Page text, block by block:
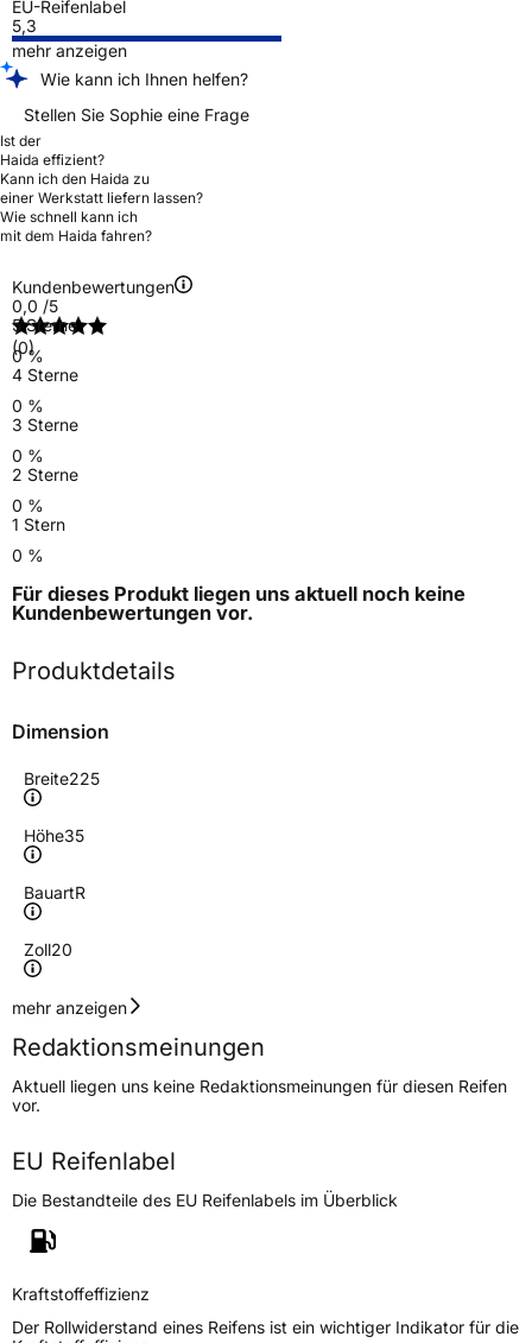
EU-Reifenlabel
5,3
mehr anzeigen
Wie kann ich Ihnen helfen?
Stellen Sie Sophie eine Frage
Ist der
Haida effizient?
Kann ich den Haida zu
einer Werkstatt liefern lassen?
Wie schnell kann ich
mit dem Haida fahren?
Kundenbewertungen
0,0 /5
(0)
5 Sterne
0 %
4 Sterne
0 %
3 Sterne
0 %
2 Sterne
0 %
1 Stern
0 %
Für dieses Produkt liegen uns aktuell noch keine
Kundenbewertungen vor.
Produktdetails
Dimension
Breite225
Höhe35
BauartR
Zoll20
Geschwindigkeitsindex
Höchstgeschwindigkeit
270 km/h
Lastindex93
Höchstlast650 kg
Generelle Merkmale
Fahrzeugtyp
VerwendungSommerreifen
ModellnameHD 921
mehr anzeigen
Redaktionsmeinungen
Aktuell liegen uns keine Redaktionsmeinungen für diesen Reifen
vor.
EU Reifenlabel
Die Bestandteile des EU Reifenlabels im Überblick
Kraftstoffeffizienz
Der Rollwiderstand eines Reifens ist ein wichtiger Indikator für die